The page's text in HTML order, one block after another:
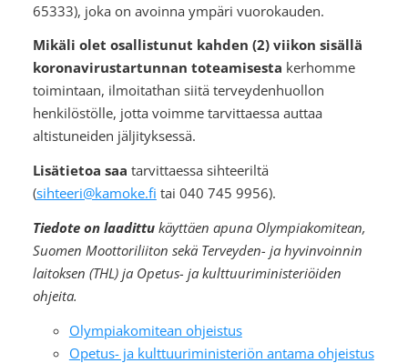
65333), joka on avoinna ympäri vuorokauden.
Mikäli olet osallistunut kahden (2) viikon sisällä
koronavirustartunnan toteamisesta kerhomme
toimintaan, ilmoitathan siitä terveydenhuollon
henkilöstölle, jotta voimme tarvittaessa auttaa
altistuneiden jäljityksessä.
Lisätietoa saa tarvittaessa sihteeriltä
(sihteeri@kamoke.fi tai 040 745 9956).
Tiedote on laadittukäyttäen apuna Olympiakomitean,
Suomen Moottoriliiton sekä Terveyden- ja hyvinvoinnin
laitoksen (THL) ja Opetus- ja kulttuuriministeriöiden
ohjeita.
Olympiakomitean ohjeistus
Opetus- ja kulttuuriministeriön antama ohjeistus